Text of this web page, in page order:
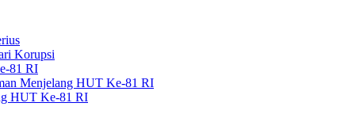
Korupsi
81 RI
Menjelang HUT Ke-81 RI
HUT Ke-81 RI